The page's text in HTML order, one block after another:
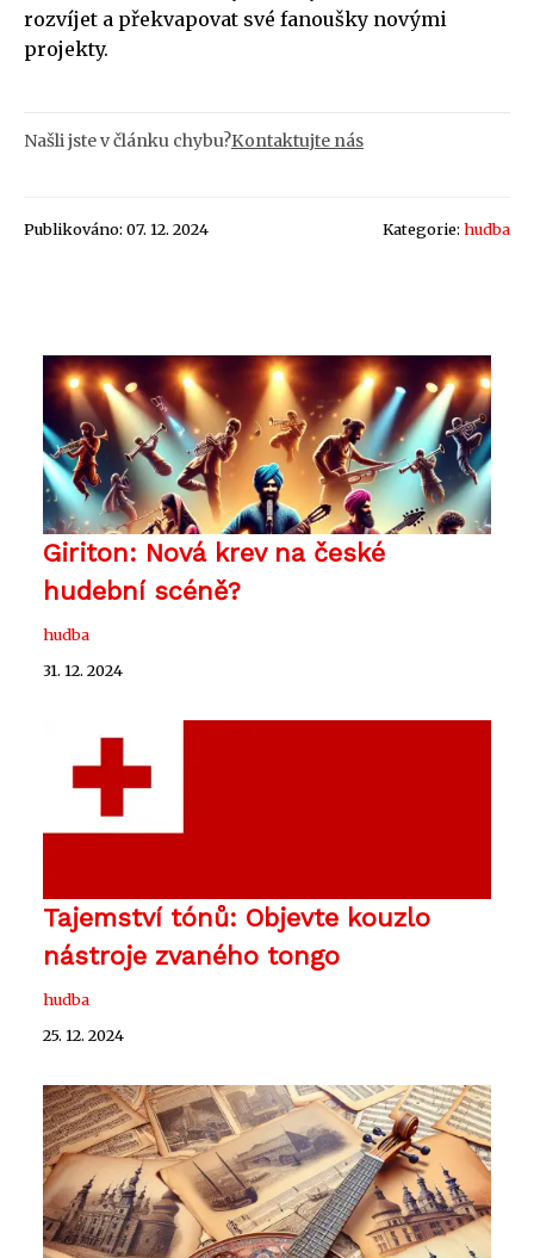
rozvíjet a překvapovat své fanoušky novými
projekty.
Našli jste v článku chybu?Kontaktujte nás
Publikováno: 07. 12. 2024 Kategorie: hudba
Giriton: Nová krev na české
hudební scéně?
hudba
31. 12. 2024
Tajemství tónů: Objevte kouzlo
nástroje zvaného tongo
hudba
25. 12. 2024